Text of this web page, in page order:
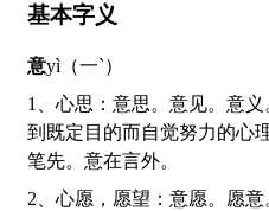
基本字义
意yì（一ˋ）
1、心思：意思。意见。意义。意味。意念。意志（为了达
到既定目的而自觉努力的心
笔先。意在言外。
2、心愿，愿望：意愿。愿意。意向。意图。意皆。好